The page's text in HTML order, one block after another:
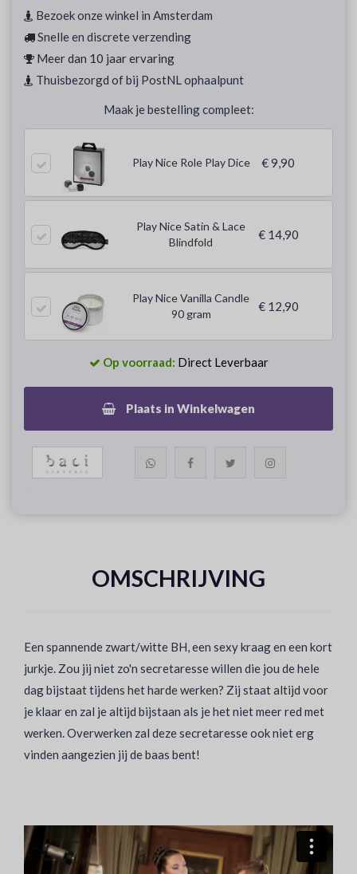
Bezoek onze winkel in Amsterdam
Snelle en discrete verzending
Meer dan 10 jaar ervaring
Thuisbezorgd of bij PostNL ophaalpunt
Maak je bestelling compleet:
Play Nice Role Play Dice € 9,90
Play Nice Satin & Lace
Blindfold
€ 14,90
Play Nice Vanilla Candle
90 gram
€ 12,90
Op voorraad: Direct Leverbaar
Plaats in Winkelwagen
OMSCHRIJVING
Een spannende zwart/witte BH, een sexy kraag en een kort
jurkje. Zou jij niet zo'n secretaresse willen die jou de hele
dag bijstaat tijdens het harde werken? Zij staat altijd voor
je klaar en zal je altijd bijstaan als je het niet meer red met
werken. Overwerken zal deze secretaresse ook niet erg
vinden aangezien jij de baas bent!